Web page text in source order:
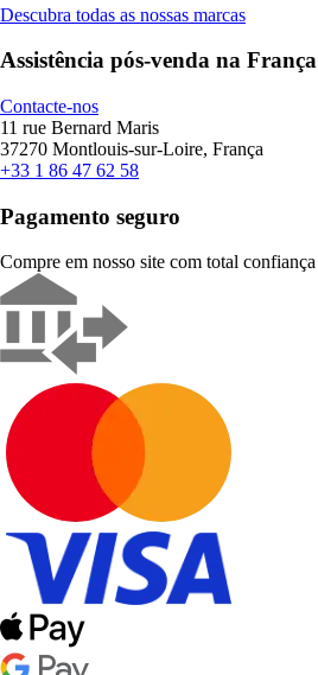
Descubra todas as nossas marcas
Assistência pós-venda na França
Contacte-nos
11 rue Bernard Maris
37270 Montlouis-sur-Loire, França
+33 1 86 47 62 58
Pagamento seguro
Compre em nosso site com total confiança